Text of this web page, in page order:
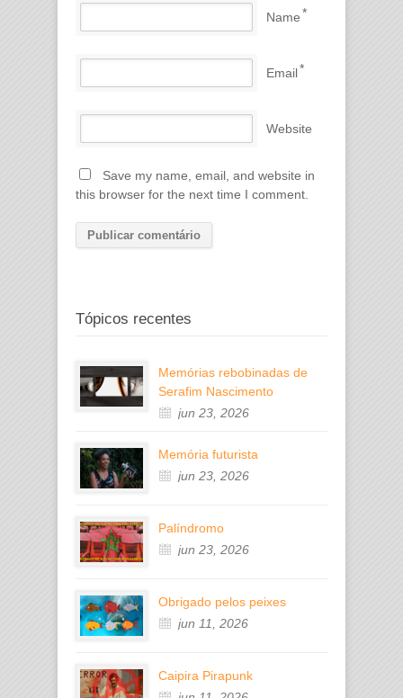
Name*
Email*
Website
Save my name, email, and website in
this browser for the next time I comment.
Tópicos recentes
Memórias rebobinadas de
Serafim Nascimento
jun 23, 2026
Memória futurista
jun 23, 2026
Palíndromo
jun 23, 2026
Obrigado pelos peixes
jun 11, 2026
Caipira Pirapunk